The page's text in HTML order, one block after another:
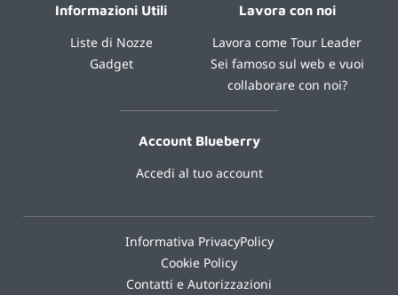
Informazioni Utili
Liste di Nozze
Gadget
Lavora con noi
Lavora come Tour Leader
Sei famoso sul web e vuoi
collaborare con noi?
Account Blueberry
Accedi al tuo account
Informativa PrivacyPolicy
Cookie Policy
Contatti e Autorizzazioni